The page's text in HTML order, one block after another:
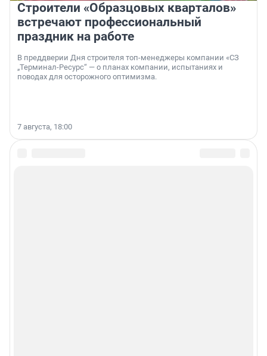
Строители «Образцовых кварталов»
встречают профессиональный
праздник на работе
В преддверии Дня строителя топ-менеджеры компании «СЗ
„Терминал-Ресурс“ — о планах компании, испытаниях и
поводах для осторожного оптимизма.
7 августа, 18:00